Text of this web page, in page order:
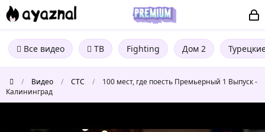
Все видео ТВ Fighting Дом 2
/ Видео / СТС /
100 мест, где поесть Премьерный 1 Выпуск -
Калининград